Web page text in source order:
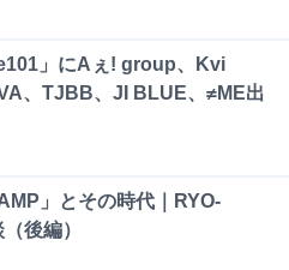
」にAぇ! group、Kvi
、TJBB、JI BLUE、≠ME出
」とその時代｜RYO-
後編）